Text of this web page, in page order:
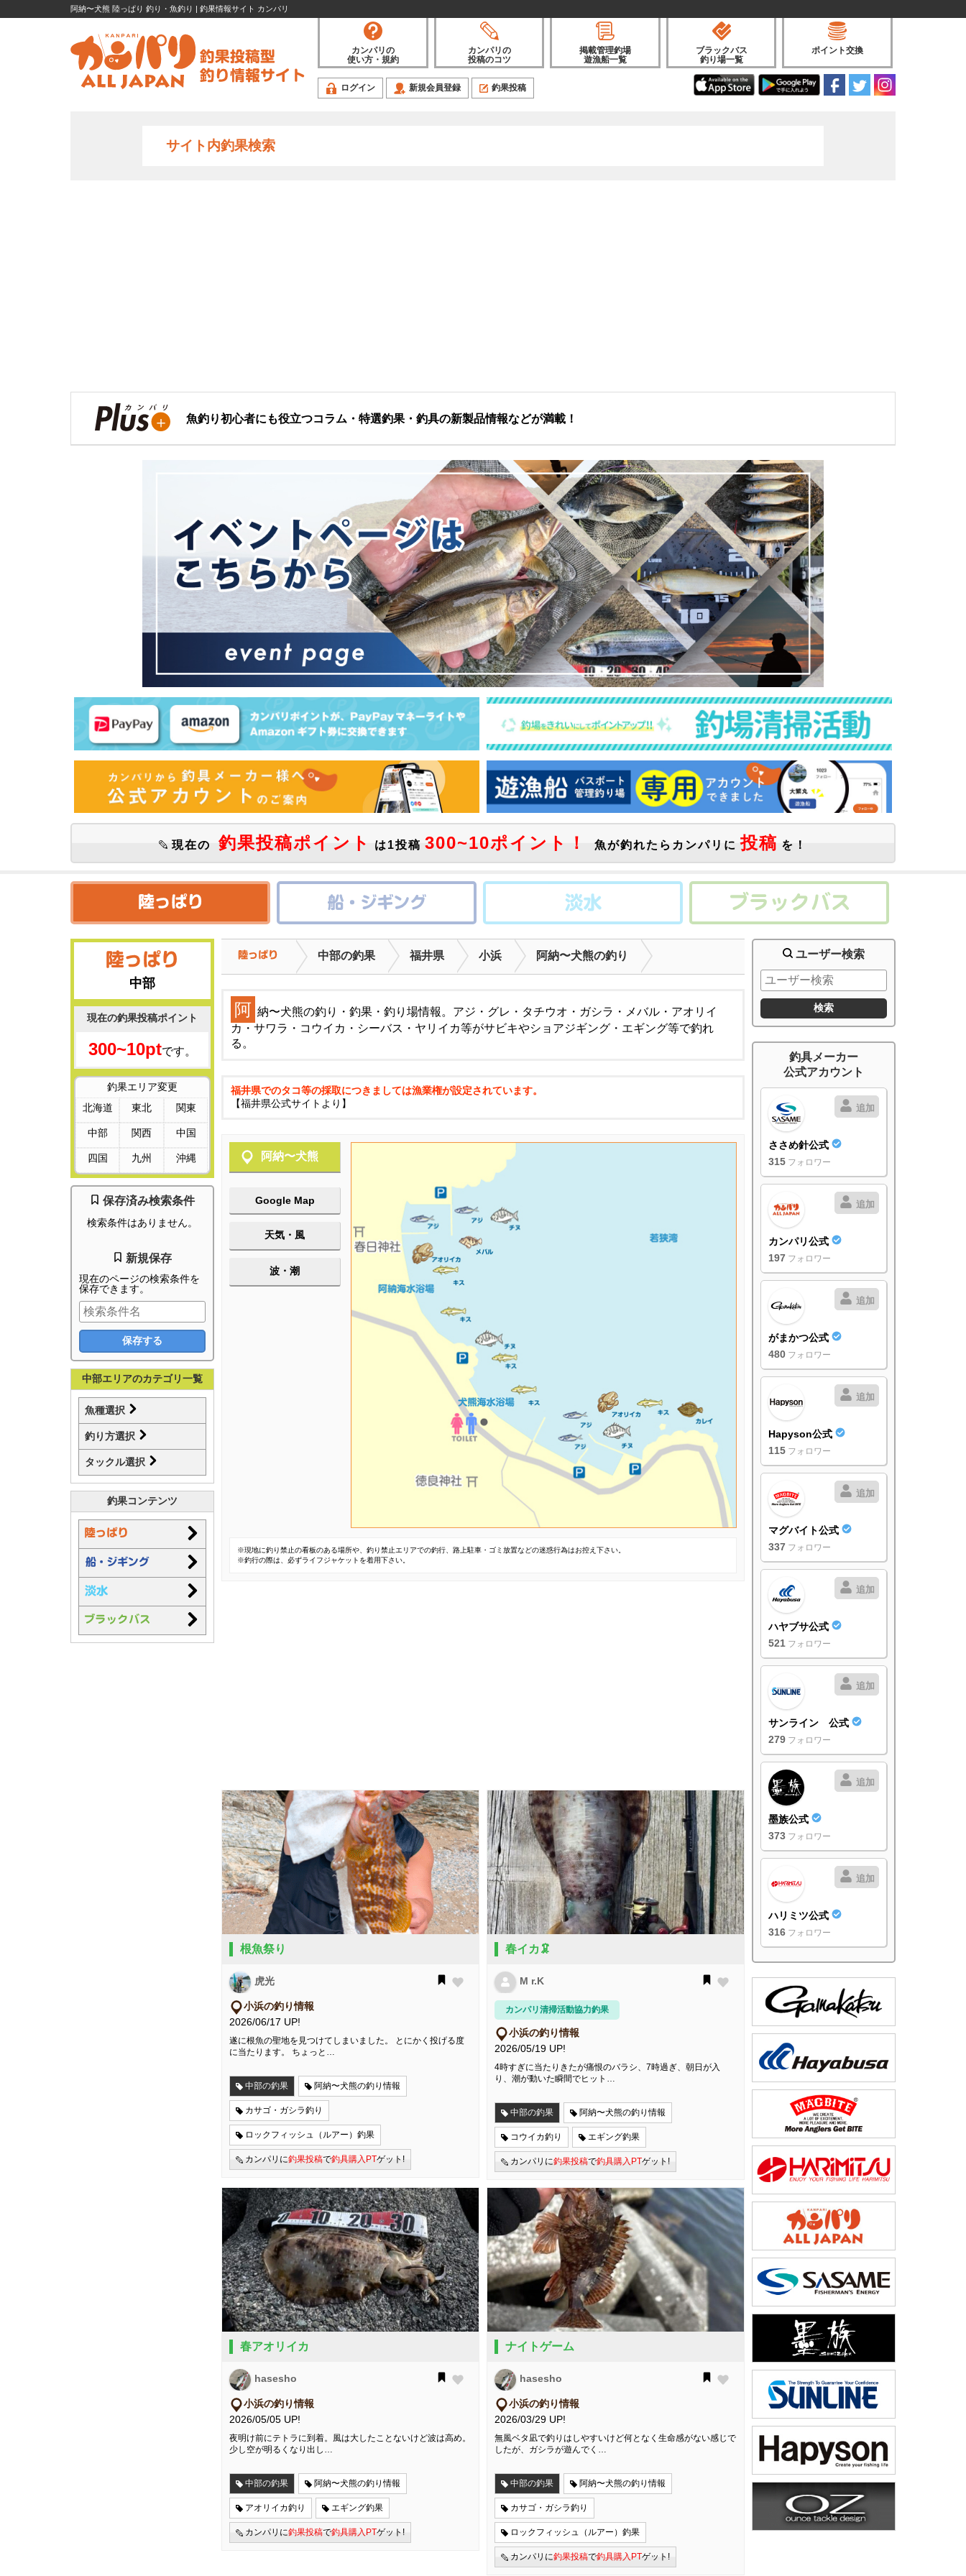
阿納〜犬熊 陸っぱり 釣り・魚釣り | 釣果情報サイト カンパリ
カンパリの
使い方・規約
カンパリの
投稿のコツ
掲載管理釣場
遊漁船一覧
ブラックバス
釣り場一覧
ポイント交換
ログイン 新規会員登録 釣果投稿
サイト内釣果検索
魚釣り初心者にも役立つコラム・特選釣果・釣具の新製品情報などが満載！
現在の 釣果投稿ポイント は1投稿 300~10ポイント！ 魚が釣れたらカンパリに 投稿 を！
中部
現在の釣果投稿ポイント
300~10ptです。
釣果エリア変更
北海道
東北 関東
中部 関西 中国
四国 九州 沖縄
保存済み検索条件
検索条件はありません。
新規保存
現在のページの検索条件を
保存できます。
中部エリアのカテゴリ一覧
魚種選択
釣り方選択
タックル選択
釣果コンテンツ
中部の釣果 福井県 小浜 阿納〜犬熊の釣り
阿 納〜犬熊の釣り・釣果・釣り場情報。アジ・グレ・タチウオ・ガシラ・メバル・アオリイ
カ・サワラ・コウイカ・シーバス・ヤリイカ等がサビキやショアジギング・エギング等で釣れ
る。
福井県でのタコ等の採取につきましては漁業権が設定されています。
【福井県公式サイトより】
阿納〜犬熊
Google Map
天気・風
波・潮
※現地に釣り禁止の看板のある場所や、釣り禁止エリアでの釣行、路上駐車・ゴミ放置などの迷惑行為はお控え下さい。
※釣行の際は、必ずライフジャケットを着用下さい。
根魚祭り
虎光
小浜の釣り情報
2026/06/17 UP!
遂に根魚の聖地を見つけてしまいました。 とにかく投げる度
に当たります。 ちょっと…
中部の釣果 阿納〜犬熊の釣り情報
カサゴ・ガシラ釣り
ロックフィッシュ（ルアー）釣果
カンパリに釣果投稿で釣具購入PTゲット!
春イカ🦑
M r.K
カンパリ清掃活動協力釣果
小浜の釣り情報
2026/05/19 UP!
4時すぎに当たりきたが痛恨のバラシ、7時過ぎ、朝日が入
り、潮が動いた瞬間でヒット…
中部の釣果 阿納〜犬熊の釣り情報
コウイカ釣り エギング釣果
カンパリに釣果投稿で釣具購入PTゲット!
春アオリイカ
hasesho
小浜の釣り情報
2026/05/05 UP!
夜明け前にテトラに到着。風は大したことないけど波は高め。
少し空が明るくなり出し…
中部の釣果 阿納〜犬熊の釣り情報
アオリイカ釣り エギング釣果
カンパリに釣果投稿で釣具購入PTゲット!
ナイトゲーム
hasesho
小浜の釣り情報
2026/03/29 UP!
無風ベタ凪で釣りはしやすいけど何となく生命感がない感じで
したが、ガシラが遊んでく…
中部の釣果 阿納〜犬熊の釣り情報
カサゴ・ガシラ釣り
ロックフィッシュ（ルアー）釣果
カンパリに釣果投稿で釣具購入PTゲット!
ユーザー検索
釣具メーカー
公式アカウント
追加
ささめ針公式
315 フォロワー
追加
カンパリ公式
197 フォロワー
追加
がまかつ公式
480 フォロワー
追加
Hapyson公式
115 フォロワー
追加
マグバイト公式
337 フォロワー
追加
ハヤブサ公式
521 フォロワー
追加
サンライン 公式
279 フォロワー
追加
墨族公式
373 フォロワー
追加
ハリミツ公式
316 フォロワー